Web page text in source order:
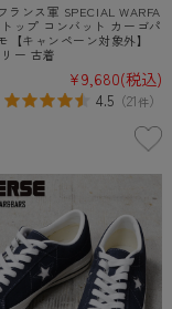
ランス軍 SPECIAL WARFA
ップ コンバット カーゴパ
【キャンペーン対象外】
ー 古着
¥9,680(税込)
4.5 （21件）